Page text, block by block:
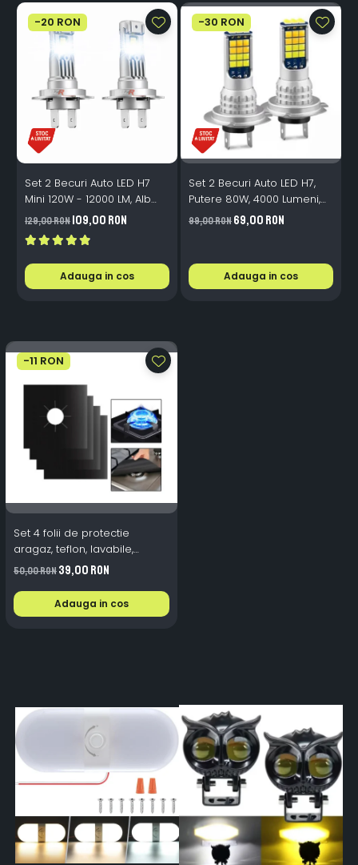
-20 RON
Set 2 Becuri Auto LED H7
Mini 120W - 12000 LM, Alb
Rece 6500K, Canbus
Integrat + Ventilator Răcire,
Plug & Play, 12-18V
129,00 RON109,00 RON
Adauga in cos
-30 RON
Set 2 Becuri Auto LED H7,
Putere 80W, 4000 Lumeni,
Lumină Alb Rece 6000K
99,00 RON69,00 RON
Adauga in cos
-11 RON
Set 4 folii de protectie
aragaz, teflon, lavabile,
reutilizabile, Negru/Gri
50,00 RON39,00 RON
Adauga in cos